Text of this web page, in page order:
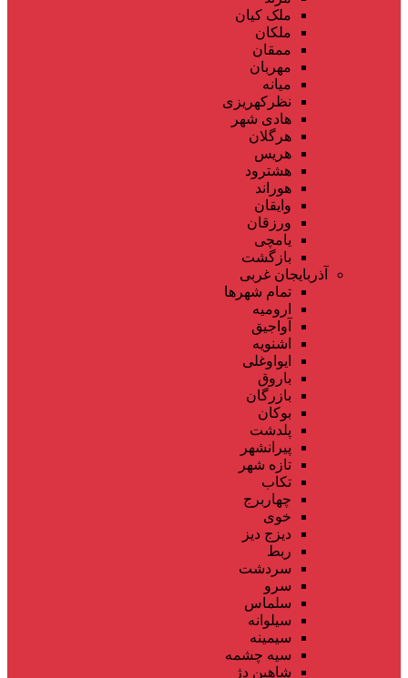
ملک کیان
ملکان
ممقان
مهربان
میانه
نظرکهریزی
هادی شهر
هرگلان
هریس
هشترود
هوراند
وایقان
ورزقان
یامچی
بازگشت
آذربایجان غربی
تمام شهر‌ها
ارومیه
آواجیق
اشنویه
ایواوغلی
باروق
بازرگان
بوکان
پلدشت
پیرانشهر
تازه شهر
تکاب
چهاربرج
خوی
دیزج دیز
ربط
سردشت
سرو
سلماس
سیلوانه
سیمینه
سیه چشمه
شاهین دژ